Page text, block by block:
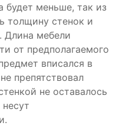
будет меньше, так из
толщину стенок и
Длина мебели
от предполагаемого
вписался в
препятствовал
не оставалось